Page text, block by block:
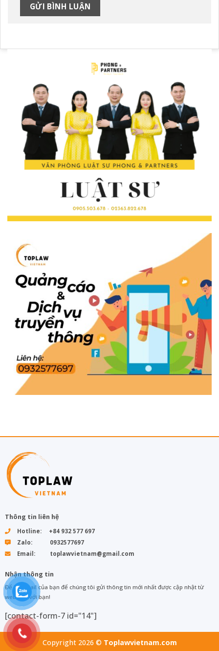
Thông tin liên hệ
Hotline: +84 932 577 697
Zalo: 0932577697
Email: toplawvietnam@gmail.com
Nhận thông tin
Để lại email của bạn để chúng tôi gửi thông tin mới nhất được cập nhật từ
web đến với bạn!
[contact-form-7 id="14"]
Copyright 2026 © Toplawvietnam.com